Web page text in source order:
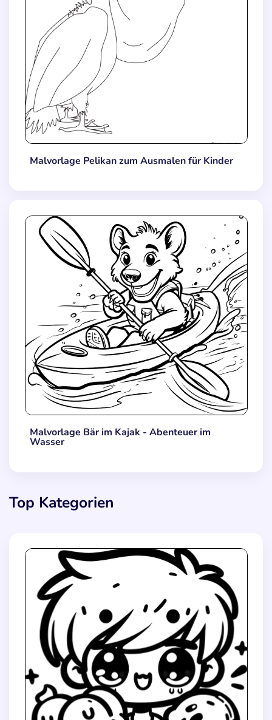
Malvorlage Pelikan zum Ausmalen für Kinder
Malvorlage Bär im Kajak - Abenteuer im
Wasser
Top Kategorien